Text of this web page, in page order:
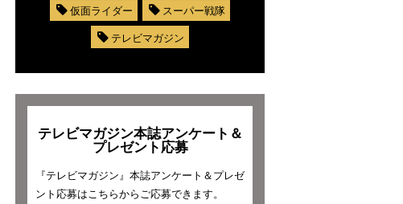
仮面ライダー
スーパー戦隊
テレビマガジン
テレビマガジン本誌アンケート＆
プレゼント応募
『テレビマガジン』本誌アンケート＆プレゼ
ント応募はこちらからご応募できます。